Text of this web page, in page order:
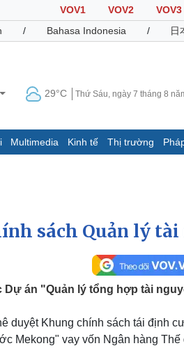
VOV1 VOV2 VOV3
/ Bahasa Indonesia / 日
29°C Thứ Sáu, ngày 7 tháng 8
Multimedia Kinh tế Thị trường
- Quốc phòng
Thể thao
Lịch thi đấu bóng
Thế giới thể thao
eSports
sách Quản lý
Dự án "Quản lý tổng hợp tài
duyệt Khung chính sách tái định
Mekong" vay vốn Ngân hàng Thế